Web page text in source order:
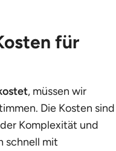
für
, müssen wir
Die Kosten sind
Komplexität und
schnell mit